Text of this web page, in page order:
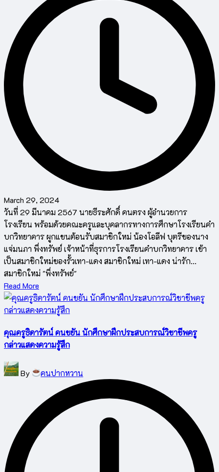
March 29, 2024
วันที่ 29 มีนาคม 2567 นายธีระศักดิ์ คนตรง ผู้อำนวยการ
โรงเรียน พร้อมด้วยคณะครูและบุคลากรทางการศึกษาโรงเรียนคำ
บกวิทยาคาร ผูกแขนต้อนรับสมาชิกใหม่ น้องโอลีฟ บุตรีของนาง
แจ่มนภา พึ่งทรัพย์ เจ้าหน้าที่ธุรการโรงเรียนคำบกวิทยาคาร เข้า
เป็นสมาชิกใหม่ของรั้วเทา-แดง สมาชิกใหม่ เทา-แดง น่ารัก...
สมาชิกใหม่ "พึ่งทรัพย์"
Read More
คุณครูธิดารัตน์ คนขยัน นักศึกษาฝึกประสบการณ์วิชาชีพครู
กล่าวแสดงความรู้สึก
Posted
by
By คนปากหวาน